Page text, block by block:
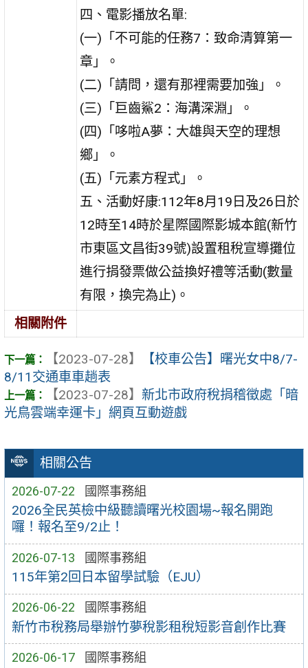
相關公告
2026-07-22 國際事務組
2026全民英檢中級聽讀曙光校園場~報名開跑
囉！報名至9/2止！
2026-07-13 國際事務組
115年第2回日本留學試驗（EJU）
2026-06-22 國際事務組
新竹市稅務局舉辦竹夢稅影租稅短影音創作比賽
2026-06-17 國際事務組
四、電影播放名單:
(一)「不可能的任務7：致命清算第一
章」。
(二)「請問，還有那裡需要加強」。
(三)「巨齒鯊2：海溝深淵」。
(四)「哆啦A夢：大雄與天空的理想
鄉」。
(五)「元素方程式」。
五、活動好康:112年8月19日及26日於
12時至14時於星際國際影城本館(新竹
市東區文昌街39號)設置租稅宣導攤位
進行捐發票做公益換好禮等活動(數量
有限，換完為止)。
相關附件
【2023-07-28】
【校車公告】曙光女中8/7-
8/11交通車車趟表
【2023-07-28】 新北市政府稅捐稽徵處「暗
光鳥雲端幸運卡」網頁互動遊戲